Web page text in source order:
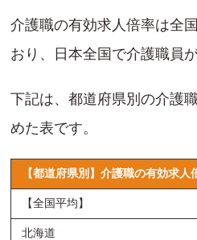
介護職の有効求人倍率は全
おり、日本全国で介護職員
下記は、都道府県別の介護
めた表です。
【都道府県別】介護職の有効求
【全国平均】
北海道